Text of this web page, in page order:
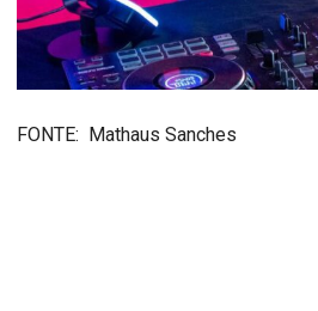
FONTE: Mathaus Sanches